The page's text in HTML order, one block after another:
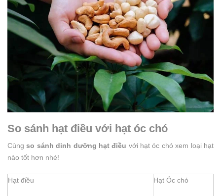
So sánh hạt điều với hạt óc chó
Cùngso sánh dinh dưỡng hạt điều với hạt óc chó xem loại hạt
nào tốt hơn nhé!
Hạt điều Hạt Óc chó